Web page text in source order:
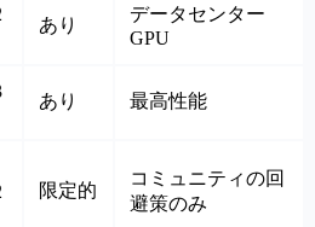
あり
データセンター
GPU
あり 最高性能
限定的
コミュニティの回
避策のみ